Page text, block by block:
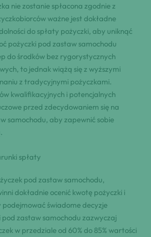
nie zostanie spłacona zgodnie z
ważne jest dokładne
do spłaty pożyczki, aby uniknąć
pożyczki pod zastaw samochodu
do środków bez rygorystycznych
to jednak wiążą się z wyższymi
z tradycyjnymi pożyczkami.
kwalifikacyjnych i potencjalnych
przed zdecydowaniem się na
samochodu, aby zapewnić sobie
spłaty
pod zastaw samochodu,
dokładnie ocenić kwotę pożyczki i
świadome decyzje
pod zastaw samochodu zazwyczaj
w przedziale od 60% do 85% wartości